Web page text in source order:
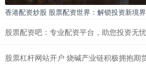
香港配资炒股 股票配资世界：解锁投资新境
股票配资吧：专业配资平台，助您投资无忧
股票杠杆网站开户 烧碱产业链积极拥抱期